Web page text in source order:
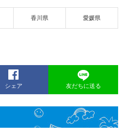
香川県 愛媛県
シェア 友だちに送る